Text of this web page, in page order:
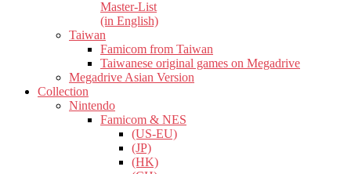
Master-List
(in English)
Taiwan
Famicom from Taiwan
Taiwanese original games on Megadrive
Megadrive Asian Version
Collection
Nintendo
Famicom & NES
(US-EU)
(JP)
(HK)